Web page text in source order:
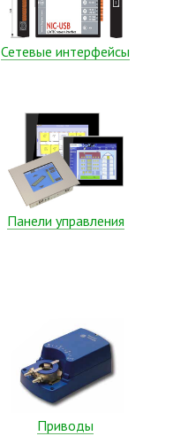
Сетевые интерфейсы
Панели управления
Приводы